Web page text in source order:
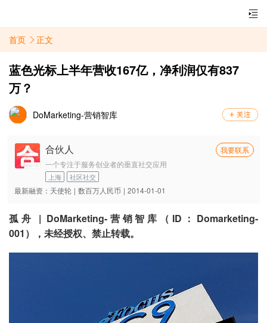
首页 正文
蓝色光标上半年营收167亿，净利润仅有837
万？
DoMarketing-营销智库
合伙人
我要联系
一个专注于服务创业者的垂直社交应用
上海 社区社交
最新融资： 天使轮 | 数百万人民币 | 2014-01-01
孤舟 | DoMarketing-营销智库（ID：Domarketing-
001），未经授权、禁止转载。